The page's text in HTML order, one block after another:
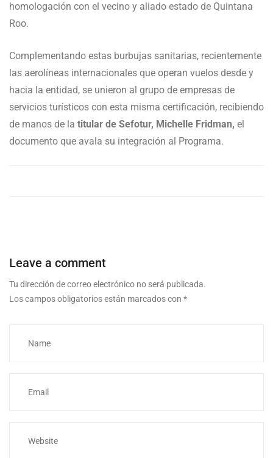
homologación con el vecino y aliado estado de Quintana
Roo.
Complementando estas burbujas sanitarias, recientemente
las aerolíneas internacionales que operan vuelos desde y
hacia la entidad, se unieron al grupo de empresas de
servicios turísticos con esta misma certificación, recibiendo
de manos de la titular de Sefotur, Michelle Fridman, el
documento que avala su integración al Programa.
Leave a comment
Tu dirección de correo electrónico no será publicada.
Los campos obligatorios están marcados con *